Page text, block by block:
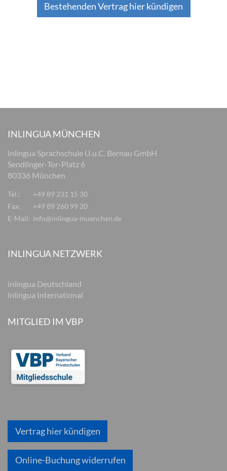
Bestehenden Vertrag hier kündigen
INLINGUA MÜNCHEN
inlingua Sprachschule U.u.C. Bernau GmbH
Sendlinger-Tor-Platz 6
80336 München
Tel.:
+49 89 231 15 30
Fax:
+49 89 260 99 20
E-Mail: info@inlingua-muenchen.de
INLINGUA NETZWERK
inlingua Deutschland
inlingua International
MITGLIED IM VBP
Vertrag hier kündigen
Online-Buchung widerrufen